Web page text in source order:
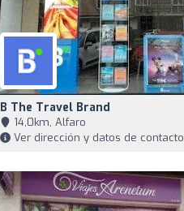
B The Travel Brand
14,0km, Alfaro
Ver dirección y datos de contacto